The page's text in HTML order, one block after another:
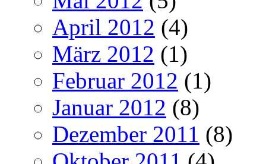
April 2012 (4)
März 2012 (1)
Februar 2012 (1)
Januar 2012 (8)
Dezember 2011 (8)